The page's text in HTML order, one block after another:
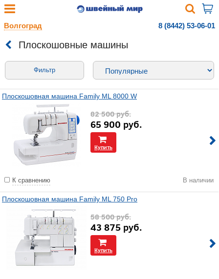
Волгоград 8 (8442) 53-06-01
Плоскошовные машины
Фильтр
Плоскошовная машина Family МL 8000 W
82 500руб.
65 900 руб.
Купить
К сравнению В наличии
Плоскошовная машина Family ML 750 Pro
58 500руб.
43 875 руб.
Купить